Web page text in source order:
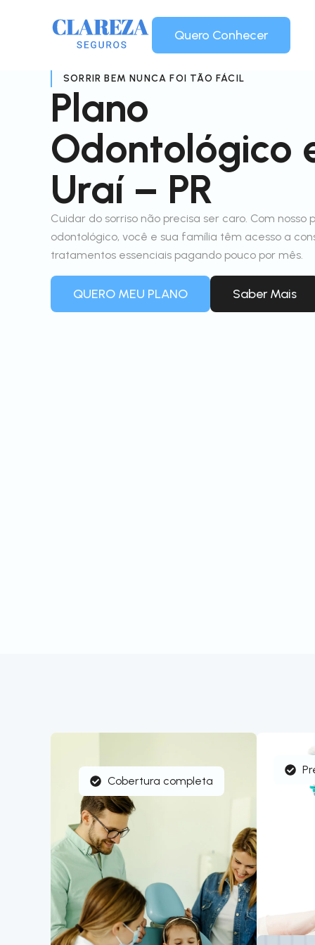
Quero Conhecer
SORRIR BEM NUNCA FOI TÃO FÁCIL
Plano
Odontológico
Uraí – PR
Cuidar do sorriso não precisa ser caro. Com nosso
odontológico, você e sua família têm acesso a
tratamentos essenciais pagando pouco por mês.
QUERO MEU PLANO Saber Mais
Cobertura completa